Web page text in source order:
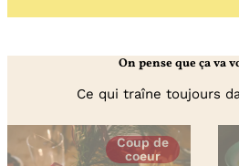
On pense que ça va
Ce qui traîne toujours
Coup de
coeur